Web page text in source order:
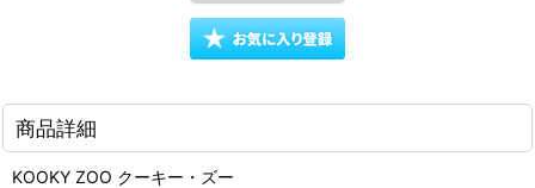
商品詳細
KOOKY ZOO クーキー・ズー